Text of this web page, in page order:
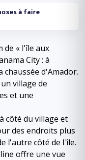
à faire
de « l'île aux
City : à
d'Amador.
village de
et une
côté du village et
des endroits plus
l'autre côté de l'île.
offre une vue